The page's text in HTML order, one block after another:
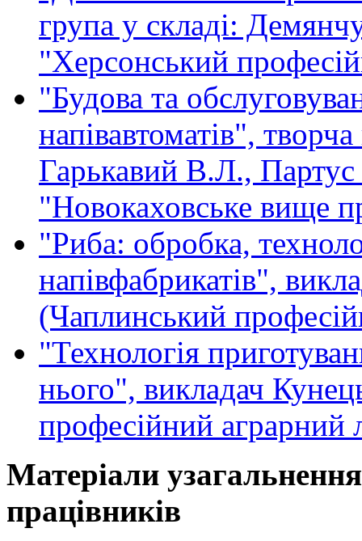
група у складі:
"Херсонський
"Будова та
напівавтоматів",
Гарькавий В.Л.,
"Новокаховське вище
"Риба: обробка,
напівфабрикатів",
(Чаплинський
"Технологія
нього", викладач
професійний аграрний
Матеріали
працівників